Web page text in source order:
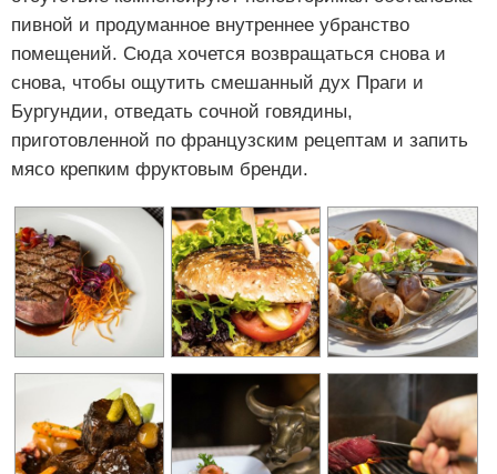
пивной и продуманное внутреннее убранство
помещений. Сюда хочется возвращаться снова и
снова, чтобы ощутить смешанный дух Праги и
Бургундии, отведать сочной говядины,
приготовленной по французским рецептам и запить
мясо крепким фруктовым бренди.